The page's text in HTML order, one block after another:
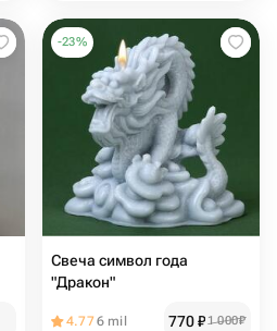
-23%
Свеча символ года
"Дракон"
4.776 mil 770₽1 000₽